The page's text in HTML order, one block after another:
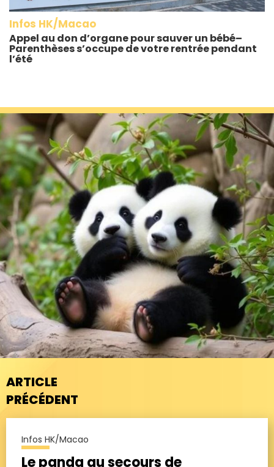
Infos HK/Macao
Appel au don d’organe pour sauver un bébé–
Parenthèses s’occupe de votre rentrée pendant
l’été
ARTICLE
PRÉCÉDENT
Infos HK/Macao
Le panda au secours de